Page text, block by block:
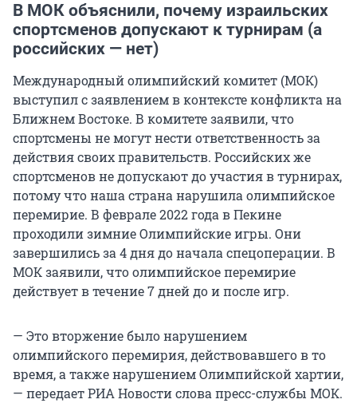
В МОК объяснили, почему израильских
спортсменов допускают к турнирам (а
российских — нет)
Международный олимпийский комитет (МОК)
выступил с заявлением в контексте конфликта на
Ближнем Востоке. В комитете заявили, что
спортсмены не могут нести ответственность за
действия своих правительств. Российских же
спортсменов не допускают до участия в турнирах,
потому что наша страна нарушила олимпийское
перемирие. В феврале 2022 года в Пекине
проходили зимние Олимпийские игры. Они
завершились за 4 дня до начала спецоперации. В
МОК заявили, что олимпийское перемирие
действует в течение 7 дней до и после игр.
— Это вторжение было нарушением
олимпийского перемирия, действовавшего в то
время, а также нарушением Олимпийской хартии,
— передает РИА Новости слова пресс-службы МОК.